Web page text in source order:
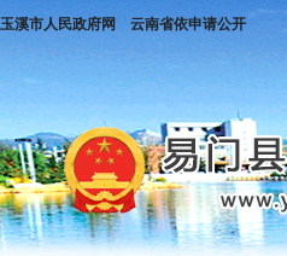
玉溪市人民政府网 云南省依申请公开